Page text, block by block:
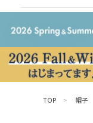
TOP > 帽子